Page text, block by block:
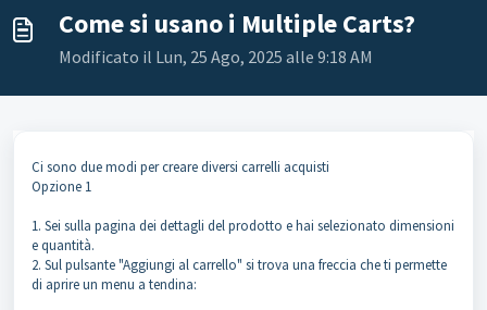
Come si usano i Multiple Carts?
Modificato il Lun, 25 Ago, 2025 alle 9:18 AM
Ci sono due modi per creare diversi carrelli acquisti
Opzione 1
1. Sei sulla pagina dei dettagli del prodotto e hai selezionato dimensioni
e quantità.
2. Sul pulsante "Aggiungi al carrello" si trova una freccia che ti permette
di aprire un menu a tendina: